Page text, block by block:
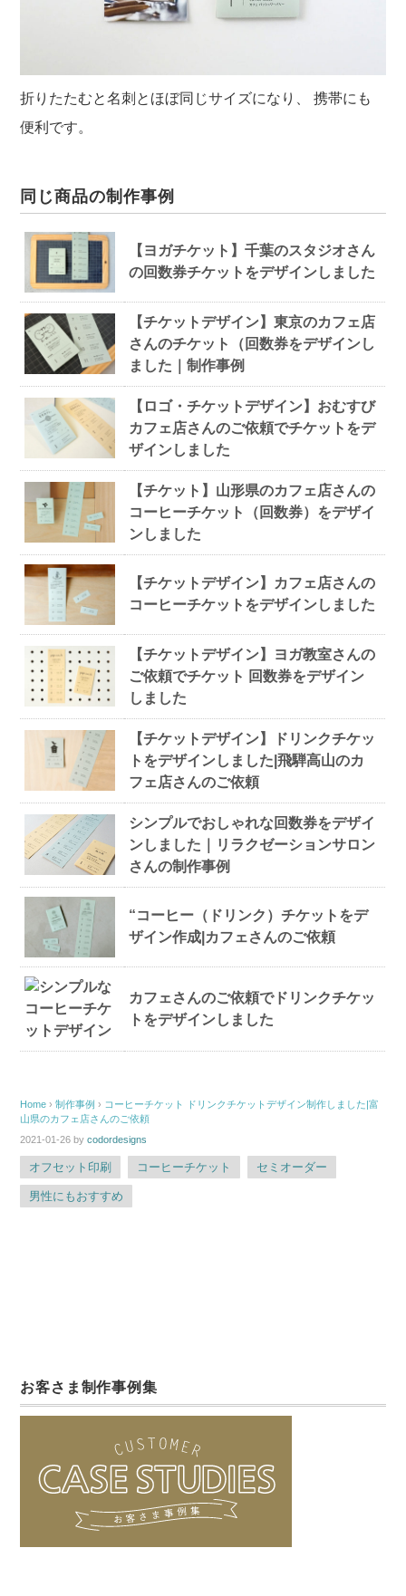
折りたたむと名刺とほぼ同じサイズになり、
携帯にも
便利です。
同じ商品の制作事例
【ヨガチケット】千葉のスタジオさん
の回数券チケットをデザインしました
【チケットデザイン】東京のカフェ店
さんのチケット（回数券をデザインし
ました｜制作事例
【ロゴ・チケットデザイン】おむすび
カフェ店さんのご依頼でチケットをデ
ザインしました
【チケット】山形県のカフェ店さんの
コーヒーチケット（回数券）をデザイ
ンしました
【チケットデザイン】カフェ店さんの
コーヒーチケットをデザインしました
【チケットデザイン】ヨガ教室さんの
ご依頼でチケット 回数券をデザイン
しました
【チケットデザイン】ドリンクチケッ
トをデザインしました|飛騨高山のカ
フェ店さんのご依頼
シンプルでおしゃれな回数券をデザイ
ンしました｜リラクゼーションサロン
さんの制作事例
“コーヒー（ドリンク）チケットをデ
ザイン作成|カフェさんのご依頼
カフェさんのご依頼でドリンクチケッ
トをデザインしました
Home ›制作事例 › コーヒーチケット ドリンクチケットデザイン制作しました|富
山県のカフェ店さんのご依頼
2021-01-26 bycodordesigns
オフセット印刷 コーヒーチケット セミオーダー
男性にもおすすめ
お客さま制作事例集